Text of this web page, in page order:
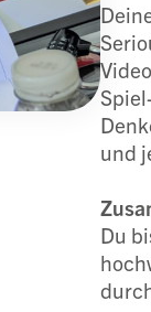
und
Du